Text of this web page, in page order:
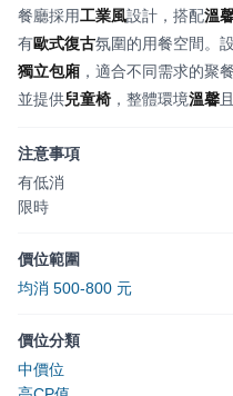
餐廳採用工業風設計，搭配溫
有歐式復古氛圍的用餐空間。
獨立包廂 ，適合不同需求的聚
並提供兒童椅 ，整體環境溫馨 且
注意事項
有低消
限時
價位範圍
均消 500-800 元
價位分類
中價位